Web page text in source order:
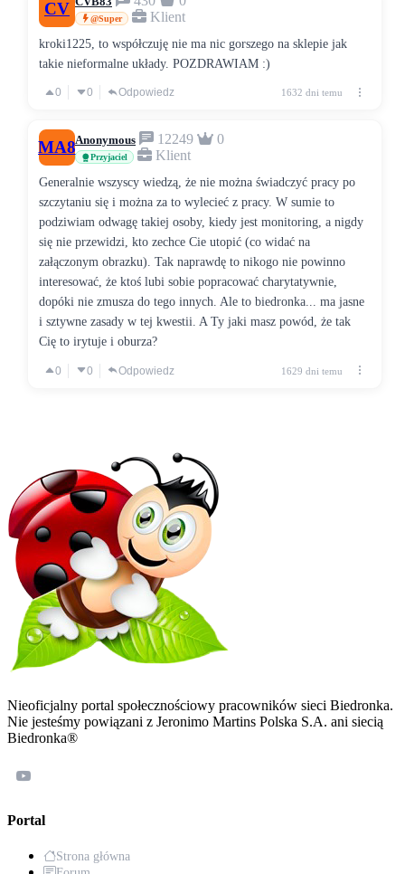
CV
@Super Klient
kroki1225, to współczuję nie ma nic gorszego na sklepie jak
takie nieformalne układy. POZDRAWIAM :)
0 0 Odpowiedz 1632 dni temu
MA8Anonymous 12249 0
Przyjaciel Klient
Generalnie wszyscy wiedzą, że nie można świadczyć pracy po
szczytaniu się i można za to wylecieć z pracy. W sumie to
podziwiam odwagę takiej osoby, kiedy jest monitoring, a nigdy
się nie przewidzi, kto zechce Cie utopić (co widać na
załączonym obrazku). Tak naprawdę to nikogo nie powinno
interesować, że ktoś lubi sobie popracować charytatywnie,
dopóki nie zmusza do tego innych. Ale to biedronka... ma jasne
i sztywne zasady w tej kwestii. A Ty jaki masz powód, że tak
Cię to irytuje i oburza?
0 0 Odpowiedz 1629 dni temu
Nieoficjalny portal społecznościowy pracowników sieci Biedronka.
Nie jesteśmy powiązani z Jeronimo Martins Polska S.A. ani siecią
Biedronka®
Portal
Strona główna